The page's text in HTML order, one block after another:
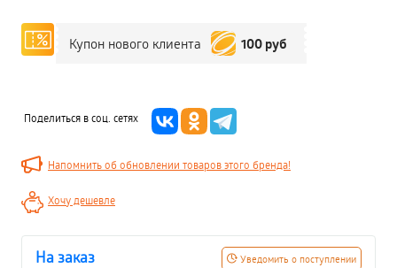
Купон нового клиента 100 руб
Поделиться в соц. сетях
Напомнить об обновлении товаров этого бренда!
Хочу дешевле
Уведомить о поступлении
На заказ